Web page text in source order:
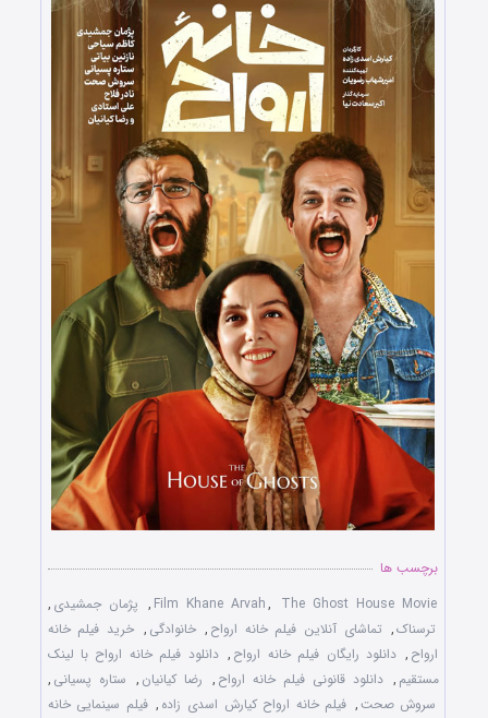
برچسب ها
Film Khane Arvah, The Ghost House Movie
, پژمان جمشیدی ,
ترسناک, تماشای آنلاین فیلم خانه ارواح , خانوادگی , خرید فیلم خانه
ارواح , دانلود رایگان فیلم خانه ارواح , دانلود فیلم خانه ارواح با لینک
مستقیم , دانلود قانونی فیلم خانه ارواح , رضا کیانیان , ستاره پسیانی ,
سروش صحت, فیلم خانه ارواح کیارش اسدی ‌زاده , فیلم سینمایی خانه